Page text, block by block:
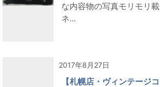
な内容物の写真モリモリ
ネ...
2017年8月27日
【札幌店・ヴィンテージ